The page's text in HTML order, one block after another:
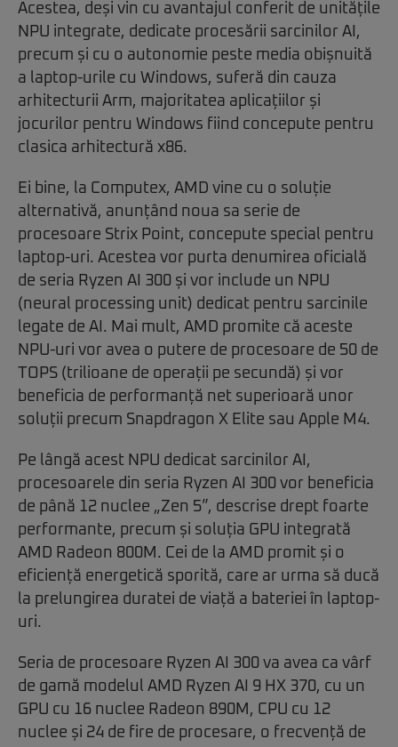
Acestea, deși vin cu avantajul conferit de unitățile
NPU integrate, dedicate procesării sarcinilor AI,
precum și cu o autonomie peste media obișnuită
a laptop-urile cu Windows, suferă din cauza
arhitecturii Arm, majoritatea aplicațiilor și
jocurilor pentru Windows fiind concepute pentru
clasica arhitectură x86.
Ei bine, la Computex, AMD vine cu o soluție
alternativă, anunțând noua sa serie de
procesoare Strix Point, concepute special pentru
laptop-uri. Acestea vor purta denumirea oficială
de seria Ryzen AI 300 și vor include un NPU
(neural processing unit) dedicat pentru sarcinile
legate de AI. Mai mult, AMD promite că aceste
NPU-uri vor avea o putere de procesoare de 50 de
TOPS (trilioane de operații pe secundă) și vor
beneficia de performanță net superioară unor
soluții precum Snapdragon X Elite sau Apple M4.
Pe lângă acest NPU dedicat sarcinilor AI,
procesoarele din seria Ryzen AI 300 vor beneficia
de până 12 nuclee „Zen 5”, descrise drept foarte
performante, precum și soluția GPU integrată
AMD Radeon 800M. Cei de la AMD promit și o
eficiență energetică sporită, care ar urma să ducă
la prelungirea duratei de viață a bateriei în laptop-
uri.
Seria de procesoare Ryzen AI 300 va avea ca vârf
de gamă modelul AMD Ryzen AI 9 HX 370, cu un
GPU cu 16 nuclee Radeon 890M, CPU cu 12
nuclee și 24 de fire de procesare, o frecvență de